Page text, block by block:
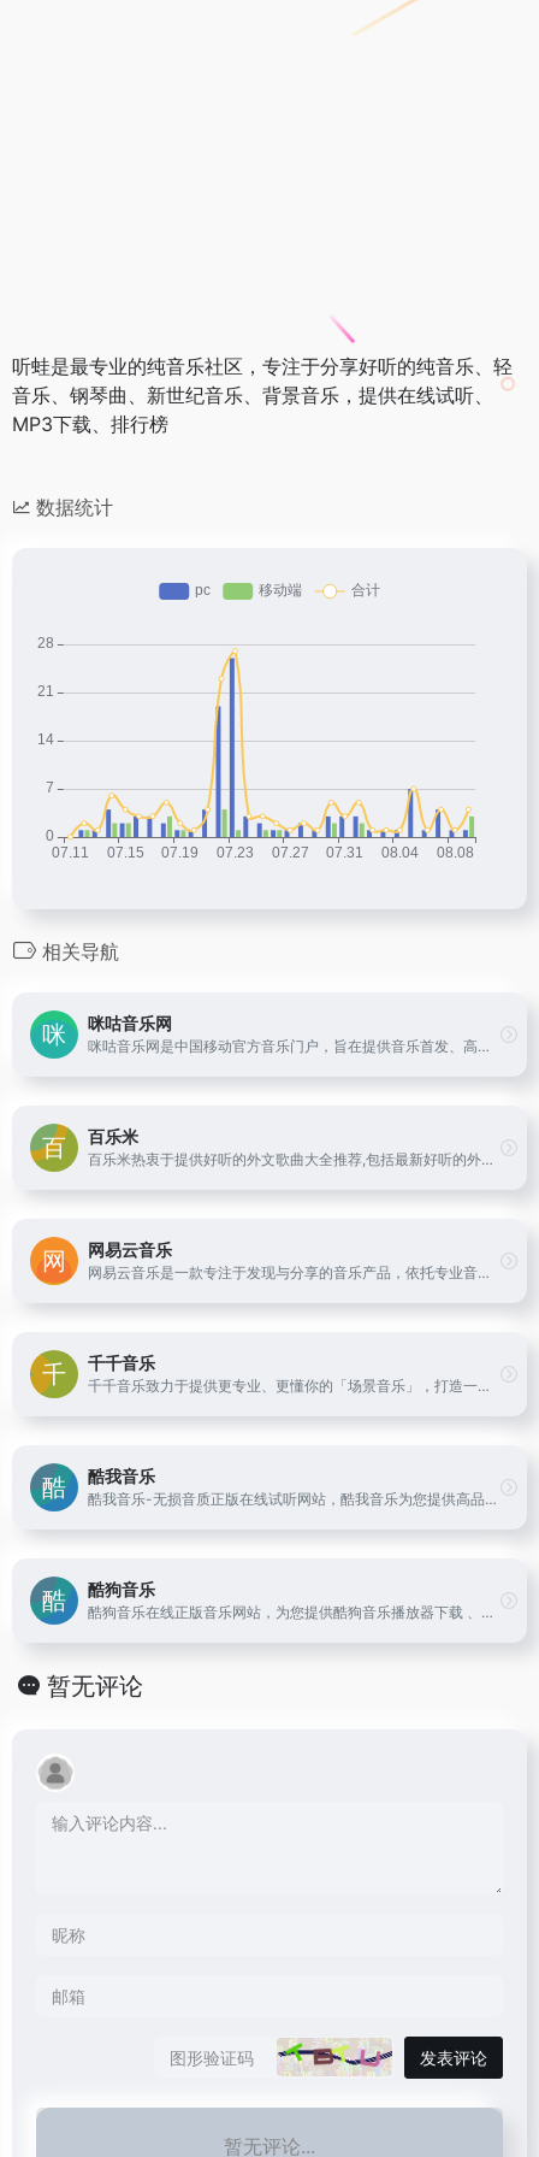
听蛙是最专业的纯音乐社区，专注于分享好听的纯音乐、轻
音乐、钢琴曲、新世纪音乐、背景音乐，提供在线试听、
MP3下载、排行榜
数据统计
相关导航
咪咕音乐网
咪咕音乐网是中国移动官方音乐门户，旨在提供音乐首发、高品质音乐试听、彩铃订购、歌曲下载、铃音管理、音乐电台、音乐视频等一站式音乐互动体验，好音乐尽在music.migu.cn！
百乐米
百乐米热衷于提供好听的外文歌曲大全推荐,包括最新好听的外文歌曲、热门流行外文歌曲、说唱、乡村、摇滚和经典外文歌曲,提供音乐分享、音乐试听，视频，日志，社区等功能，是专业好听的外文歌曲试听分享下载网站。
网易云音乐
网易云音乐是一款专注于发现与分享的音乐产品，依托专业音乐人、DJ、好友推荐及社交功能，为用户打造全新的音乐生活。
千千音乐
千千音乐致力于提供更专业、更懂你的「场景音乐」，打造一款个性化、智能化的音乐伴侣产品，让你感受音乐本身的魅力。这里有来自不同国家的数百名音乐设计师，为你提供更好的音乐服务。
酷我音乐
酷我音乐-无损音质正版在线试听网站，酷我音乐为您提供高品质音乐，无损音乐下载，拥有各类音乐榜单，快捷的新歌速递，完善的主题电台，个性化的歌曲推荐，高品质音乐在线听，好音质，用酷我。陪着我，不要停
酷狗音乐
酷狗音乐在线正版音乐网站，为您提供酷狗音乐播放器下载 、在线音乐试听下载，提供听书、长音频、FM、听小说和MV播放服务。酷狗音乐，就是歌多！小说相声也很多！场景音乐也很多！
暂无评论
发表评论
暂无评论...